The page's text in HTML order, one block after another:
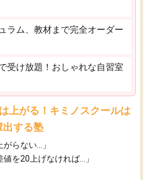
ラム、教材まで完全オーダー
受け放題！おしゃれな自習室
上がる！キミノスクールは
出する塾
がらない…」
値を20上げなければ…」